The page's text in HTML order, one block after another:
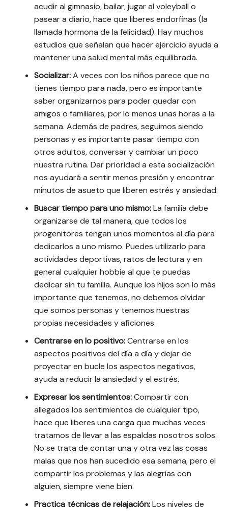
acudir al gimnasio, bailar, jugar al voleyball o
pasear a diario, hace que liberes endorfinas (la
llamada hormona de la felicidad). Hay muchos
estudios que señalan que hacer ejercicio ayuda a
mantener una salud mental más equilibrada.
Socializar:A veces con los niños parece que no
tienes tiempo para nada, pero es importante
saber organizarnos para poder quedar con
amigos o familiares, por lo menos unas horas a la
semana. Además de padres, seguimos siendo
personas y es importante pasar tiempo con
otros adultos, conversar y cambiar un poco
nuestra rutina. Dar prioridad a esta socialización
nos ayudará a sentir menos presión y encontrar
minutos de asueto que liberen estrés y ansiedad.
Buscar tiempo para uno mismo:La familia debe
organizarse de tal manera, que todos los
progenitores tengan unos momentos al día para
dedicarlos a uno mismo. Puedes utilizarlo para
actividades deportivas, ratos de lectura y en
general cualquier hobbie al que te puedas
dedicar sin tu familia. Aunque los hijos son lo más
importante que tenemos, no debemos olvidar
que somos personas y tenemos nuestras
propias necesidades y aficiones.
Centrarse en lo positivo:Centrarse en los
aspectos positivos del día a día y dejar de
proyectar en bucle los aspectos negativos,
ayuda a reducir la ansiedad y el estrés.
Expresar los sentimientos:Compartir con
allegados los sentimientos de cualquier tipo,
hace que liberes una carga que muchas veces
tratamos de llevar a las espaldas nosotros solos.
No se trata de contar una y otra vez las cosas
malas que nos han sucedido esa semana, pero el
compartir los problemas y las alegrías con
alguien, siempre viene bien.
Practica técnicas de relajación:Los niveles de